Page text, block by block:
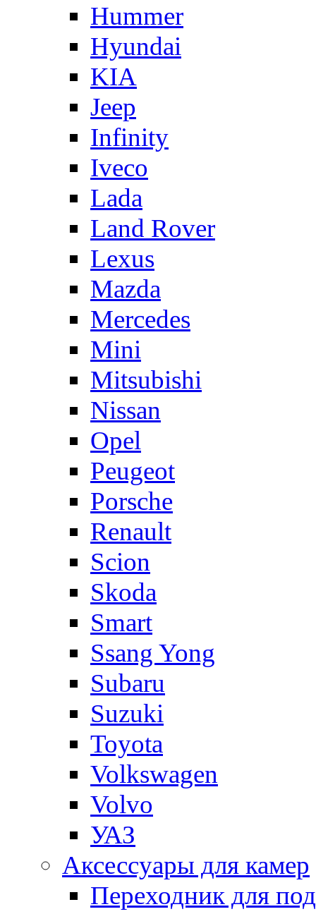
Hummer
Hyundai
KIA
Jeep
Infinity
Iveco
Lada
Land Rover
Lexus
Mazda
Mercedes
Mini
Mitsubishi
Nissan
Opel
Peugeot
Porsche
Renault
Scion
Skoda
Smart
Ssang Yong
Subaru
Suzuki
Toyota
Volkswagen
Volvo
УАЗ
Аксессуары для камер
Переходник для